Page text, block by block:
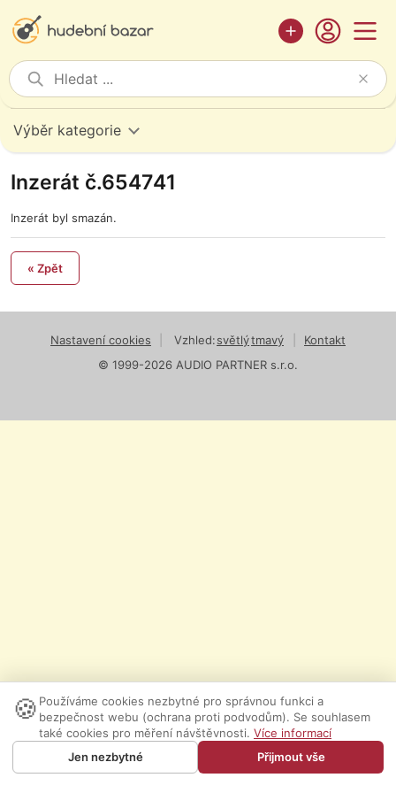
Výběr kategorie
Inzerát č.654741
Inzerát byl smazán.
« Zpět
Nastavení cookies Vzhled:světlýtmavý
Kontakt
© 1999-2026 AUDIO PARTNER s.r.o.
🍪 Používáme cookies nezbytné pro správnou funkci a
bezpečnost webu (ochrana proti podvodům). Se souhlasem
také cookies pro měření návštěvnosti. Více informací
Jen nezbytné
Přijmout vše